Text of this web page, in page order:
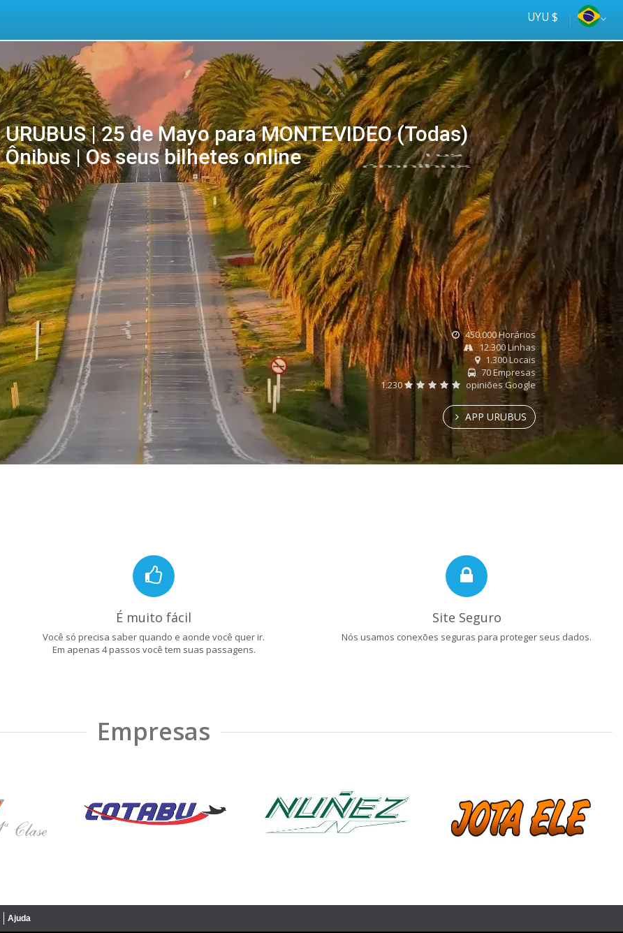
UYU $
URUBUS | 25 de Mayo para MONTEVIDEO (Todas)
Ônibus | Os seus bilhetes online
online
Tus
ómnibus
450.000 Horários
12.300 Linhas
1.300 Locais
70 Empresas
1.230
opiniões Google
APP URUBUS
É muito fácil
Você só precisa saber quando e aonde você quer ir.
Em apenas 4 passos você tem suas passagens.
Site Seguro
Nós usamos conexões seguras para proteger seus dados.
Empresas
Ajuda